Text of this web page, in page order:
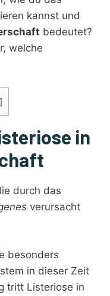
kannst und
bedeutet?
welche
]
in
durch das
verursacht
besonders
in dieser Zeit
tritt Listeriose in